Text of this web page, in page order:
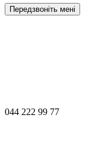
Передзвоніть мені
044 222 99 77